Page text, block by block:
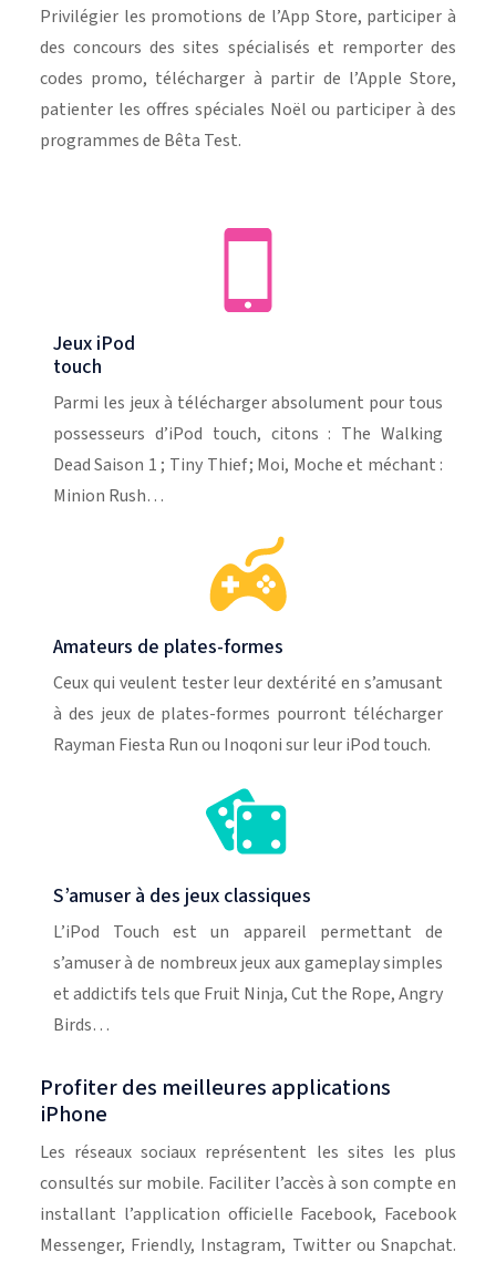
Privilégier les promotions de l’App Store, participer à
des concours des sites spécialisés et remporter des
codes promo, télécharger à partir de l’Apple Store,
patienter les offres spéciales Noël ou participer à des
programmes de Bêta Test.
Jeux iPod
touch
Parmi les jeux à télécharger absolument pour tous
possesseurs d’iPod touch, citons : The Walking
Dead Saison 1 ; Tiny Thief ; Moi, Moche et méchant :
Minion Rush…
Amateurs de plates-formes
Ceux qui veulent tester leur dextérité en s’amusant
à des jeux de plates-formes pourront télécharger
Rayman Fiesta Run ou Inoqoni sur leur iPod touch.
S’amuser à des jeux classiques
L’iPod Touch est un appareil permettant de
s’amuser à de nombreux jeux aux gameplay simples
et addictifs tels que Fruit Ninja, Cut the Rope, Angry
Birds…
Profiter des meilleures applications
iPhone
Les réseaux sociaux représentent les sites les plus
consultés sur mobile. Faciliter l’accès à son compte en
installant l’application officielle Facebook, Facebook
Messenger, Friendly, Instagram, Twitter ou Snapchat.